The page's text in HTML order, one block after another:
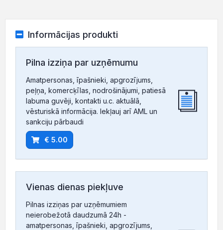
Informācijas produkti
Pilna izziņa par uzņēmumu
Amatpersonas, īpašnieki, apgrozījums,
peļņa, komercķīlas, nodrošinājumi, patiesā
labuma guvēji, kontakti u.c. aktuālā,
vēsturiskā informācija. Iekļauj arī AML un
sankciju pārbaudi
€ 5.00
Vienas dienas piekļuve
Pilnas izziņas par uzņēmumiem
neierobežotā daudzumā 24h -
amatpersonas, īpašnieki, apgrozījums,